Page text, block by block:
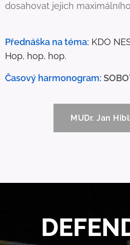
dosahovat jejich
Přednáška na téma: KDO
Hop, hop, hop.
Časový harmonogram:
MUDr. Jan